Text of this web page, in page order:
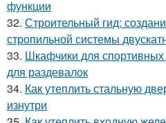
функции
32. Строительный гид:
стропильной системы
33. Шкафчики для
для раздевалок
34. Как утеплить стальную
изнутри